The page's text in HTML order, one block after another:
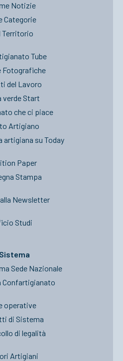
Notizie
Categorie
Territorio
Tube
Fotografiche
del Lavoro
verde Start
che ci piace
Artigiano
artigiana su Today
Paper
Stampa
Newsletter
Studi
Sede Nazionale
Confartigianato
operative
di Sistema
di legalità
Artigiani